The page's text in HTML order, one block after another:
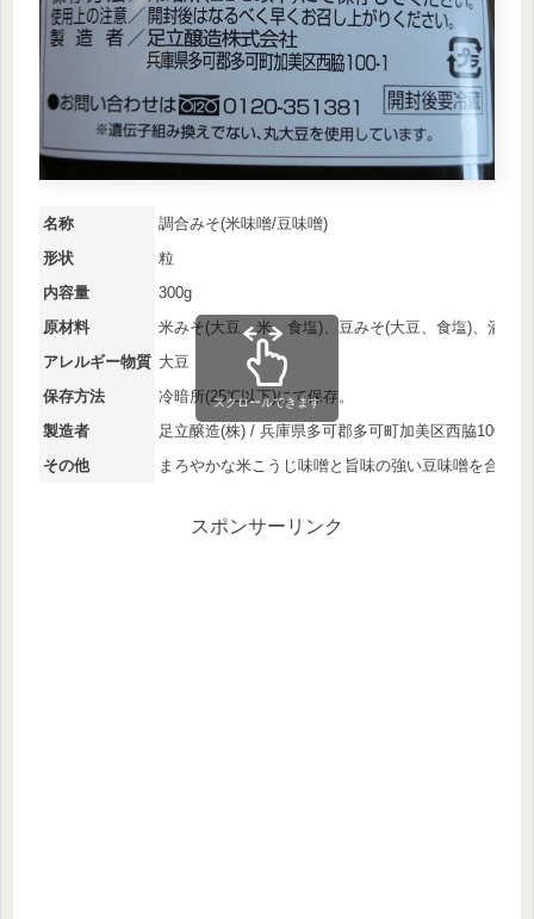
名称
調合みそ(米味噌/豆味噌)
形状
粒
内容量
300g
原材料
米みそ(大豆、米、食塩)、豆みそ(大豆、食塩)、酒精
アレルギー物質 大豆
保存方法
冷暗所(25℃以下)にて保存。
製造者
足立醸造(株) / 兵庫県多可郡多可町加美区西脇100-1
その他
まろやかな米こうじ味噌と旨味の強い豆味噌を合わ
スクロールできます
スポンサーリンク